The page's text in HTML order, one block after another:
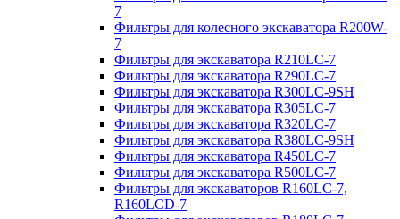
7
Фильтры для колесного экскаватора R200W-
7
Фильтры для экскаватора R210LC-7
Фильтры для экскаватора R290LC-7
Фильтры для экскаватора R300LC-9SH
Фильтры для экскаватора R305LC-7
Фильтры для экскаватора R320LC-7
Фильтры для экскаватора R380LC-9SH
Фильтры для экскаватора R450LC-7
Фильтры для экскаватора R500LC-7
Фильтры для экскаваторов R160LC-7,
R160LCD-7